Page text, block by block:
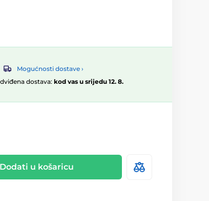
Mogućnosti dostave ›
dostava: kod vas u srijedu 12. 8.
Dodati u košaricu